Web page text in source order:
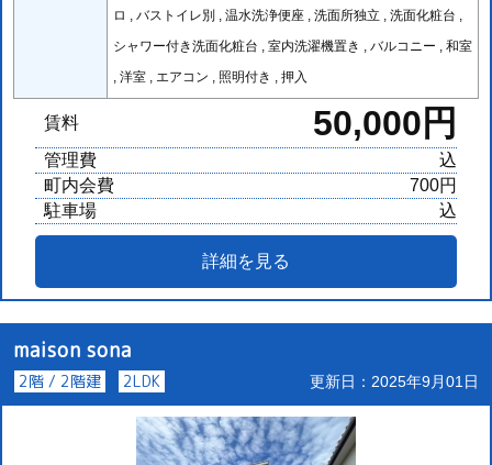
ロ , バストイレ別 , 温水洗浄便座 , 洗面所独立 , 洗面化粧台 ,
シャワー付き洗面化粧台 , 室内洗濯機置き , バルコニー , 和室
, 洋室 , エアコン , 照明付き , 押入
賃料 50,000円
管理費
込
町内会費
700円
駐車場
込
詳細を見る
maison sona
2階 / 2階建 2LDK 更新日：2025年9月01日